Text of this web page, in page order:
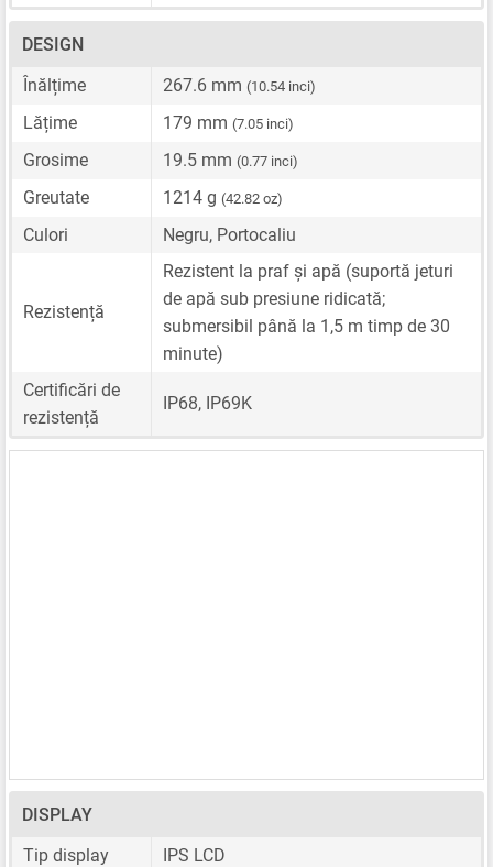
DESIGN
Înălțime
267.6 mm (10.54 inci)
Lățime 179 mm (7.05 inci)
Grosime 19.5 mm (0.77 inci)
Greutate 1214 g (42.82 oz)
Culori Negru, Portocaliu
Rezistență
Rezistent la praf și apă (suportă jeturi
de apă sub presiune ridicată;
submersibil până la 1,5 m timp de 30
minute)
Certificări de
rezistență
IP68, IP69K
DISPLAY
Tip display
IPS LCD